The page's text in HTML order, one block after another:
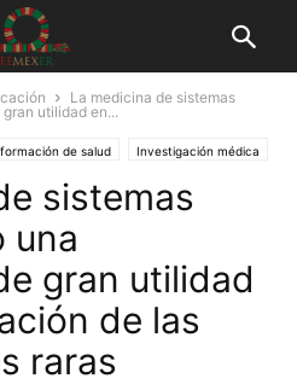
La medicina de sistemas
utilidad en...
de salud Investigación médica
sistemas
una
gran utilidad
de las
raras